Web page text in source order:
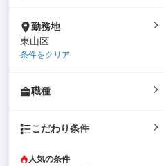
勤務地
東山区
条件をクリア
職種
こだわり条件
人気の条件